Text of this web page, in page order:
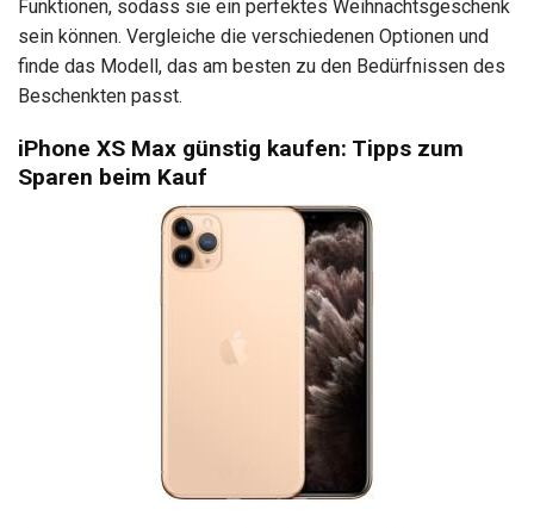
Funktionen, sodass sie ein perfektes Weihnachtsgeschenk
sein können. Vergleiche die verschiedenen Optionen und
finde das Modell, das am besten zu den Bedürfnissen des
Beschenkten passt.
iPhone XS Max günstig kaufen: Tipps zum
Sparen beim Kauf